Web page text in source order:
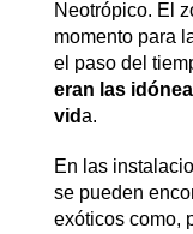
Neotrópico. El
momento para
el paso del
eran las
vida.
En las
se pueden
exóticos como,